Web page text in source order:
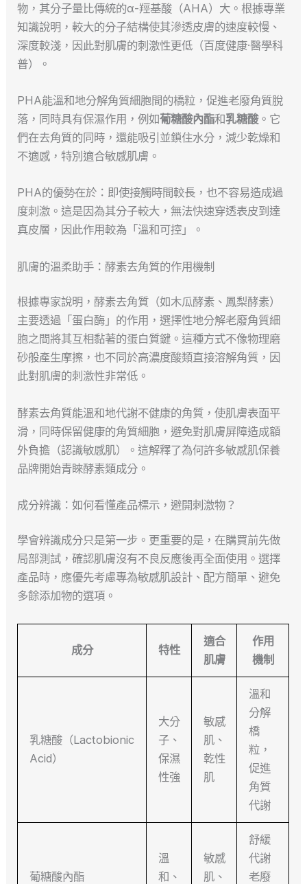
物，其分子量比傳統的α-羥基酸（AHA）大。根據專業
知識說明，較大的分子結構使其滲透皮膚的速度較慢、
深度較淺，因此對肌膚的刺激性更低（百度健康·醫學科
普）。
PHA能溫和地分解角質細胞間的橋粒，促進老廢角質脫
落，同時具有保濕作用，例如葡糖酸內酯和乳糖酸。它
們在去角質的同時，還能吸引並鎖住水分，減少乾燥和
不適感，特別適合敏感肌膚。
PHA的優勢在於：即使接觸時間較長，也不容易造成過
度刺激。這是因為其分子較大，無法快速穿透表皮到達
真皮層，因此作用較為「溫和可控」。
肌膚的溫柔助手：酵素去角質的作用機制
根據專家說明，酵素去角質（如木瓜酵素、鳳梨酵素）
主要透過「蛋白酶」的作用，選擇性地分解老廢角質細
胞之間將其互相黏著的蛋白質鍵。這種方式不像物理磨
砂般產生摩擦，也不同於高濃度酸類直接溶解角質，因
此對肌膚的刺激性非常低。
酵素去角質能溫和地代謝不健康的角質，使肌膚表面平
滑，同時保留健康的角質細胞，避免對肌膚屏障造成額
外負擔（認識敏感肌）。這解釋了為何許多敏感肌保養
品牌開始青睞酵素類成分。
成分辨識：如何看懂產品標示，避開刺激物？
學會辨識成分只是第一步。更重要的是，在購買前先做
局部測試，確認肌膚沒有不良反應後再全面使用。選擇
產品時，應優先考慮專為敏感肌設計、配方簡單、避免
多餘添加物的選項。
成分 特性
適合
肌膚
作用
機制
乳糖酸（Lactobionic
Acid）
大分
子、
保濕
性強
敏感
肌、
乾性
肌
溫和
分解
橋
粒，
促進
角質
代謝
葡糖酸內酯
溫
和、
敏感
肌、
舒緩
代謝
老廢